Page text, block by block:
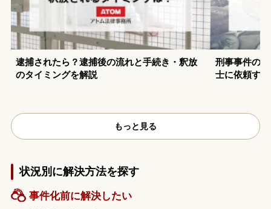
逮捕されたら？逮捕後の流れと手続き・釈放
のタイミングを解説
刑事事件の
士に依頼す
もっと見る
状況別に解決方法を探す
事件化前に解決したい